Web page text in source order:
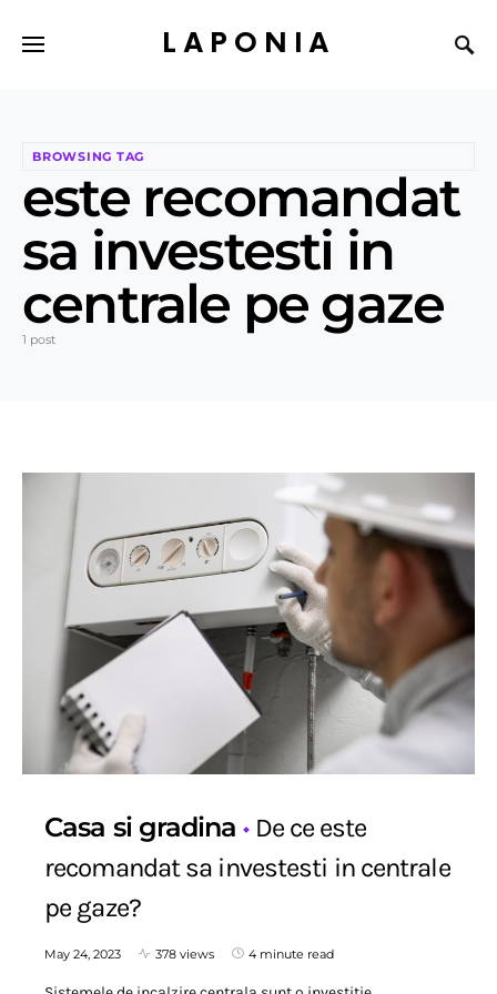
LAPONIA
BROWSING TAG
este recomandat
sa investesti in
centrale pe gaze
1 post
Casa si gradina
De ce este
recomandat sa investesti in centrale
pe gaze?
May 24, 2023 378 views 4 minute read